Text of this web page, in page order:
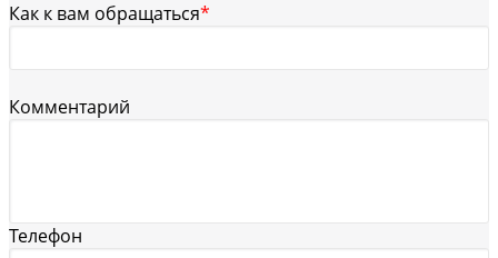
Как к вам обращаться*
Комментарий
Телефон